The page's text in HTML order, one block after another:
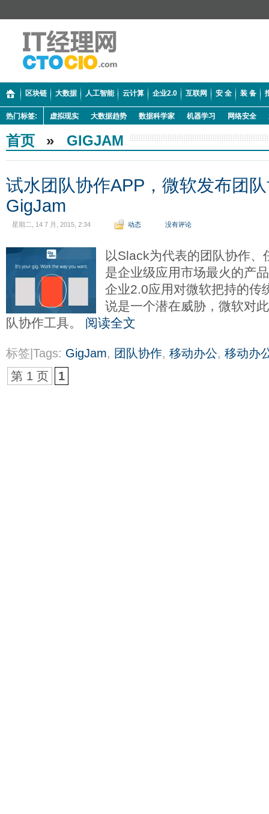
区块链 大数据 人工智能 云计算 企业2.0 互联网 安 全 装 备
热门标签: 虚拟现实 大数据趋势 数据科学家 机器学习 网络安全
首页 » GIGJAM
试水团队协作APP，微软发布团
GigJam
星期二, 14 7 月, 2015, 2:34 动态 没有评论
以Slack为代表的团队协作
是企业级应用市场最火的产
企业2.0应用对微软把持的传
说是一个潜在威胁，微软对
队协作工具。 阅读全文
标签|Tags: GigJam, 团队协作, 移动办公, 移动办
第 1 页
1